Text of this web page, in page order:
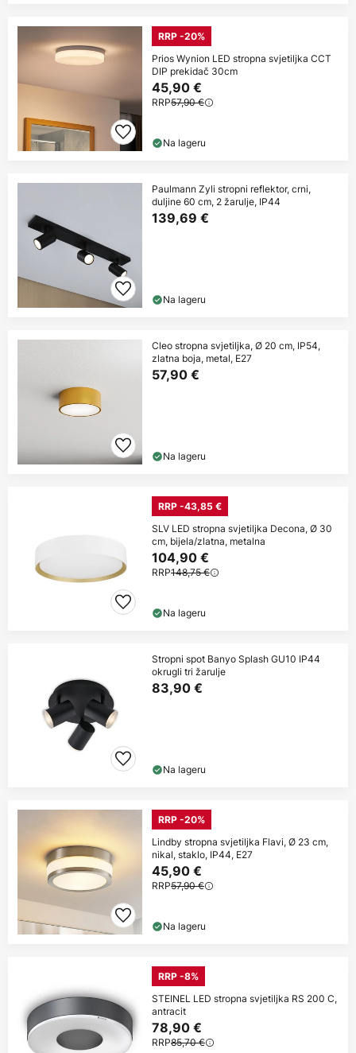
RRP -20%
Prios Wynion LED stropna svjetiljka CCT
DIP prekidač 30cm
45,90 €
RRP57,90 €
Na lageru
Paulmann Zyli stropni reflektor, crni,
duljine 60 cm, 2 žarulje, IP44
139,69 €
Na lageru
Cleo stropna svjetiljka, Ø 20 cm, IP54,
zlatna boja, metal, E27
57,90 €
Na lageru
RRP -43,85 €
SLV LED stropna svjetiljka Decona, Ø 30
cm, bijela/zlatna, metalna
104,90 €
RRP148,75 €
Na lageru
Stropni spot Banyo Splash GU10 IP44
okrugli tri žarulje
83,90 €
Na lageru
RRP -20%
Lindby stropna svjetiljka Flavi, Ø 23 cm,
nikal, staklo, IP44, E27
45,90 €
RRP57,90 €
Na lageru
RRP -8%
STEINEL LED stropna svjetiljka RS 200 C,
antracit
78,90 €
RRP85,70 €